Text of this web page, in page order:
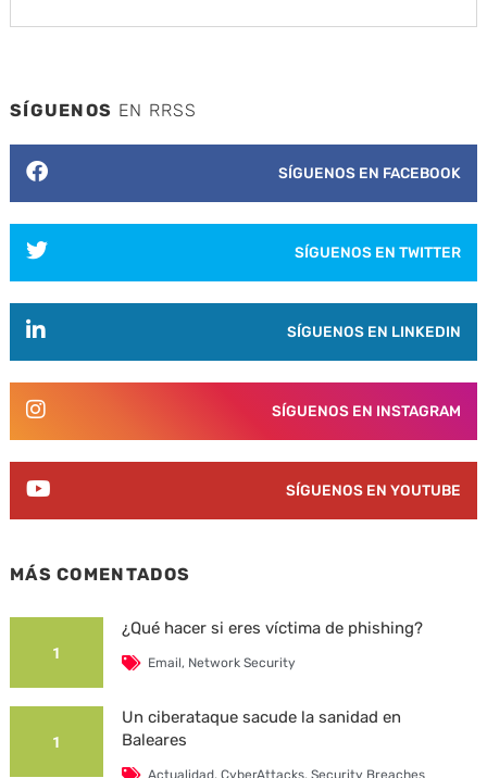
SÍGUENOS EN RRSS
SÍGUENOS EN FACEBOOK
SÍGUENOS EN TWITTER
SÍGUENOS EN LINKEDIN
SÍGUENOS EN INSTAGRAM
SÍGUENOS EN YOUTUBE
MÁS COMENTADOS
1
¿Qué hacer si eres víctima de phishing?
Email, Network Security
1
Un ciberataque sacude la sanidad en
Baleares